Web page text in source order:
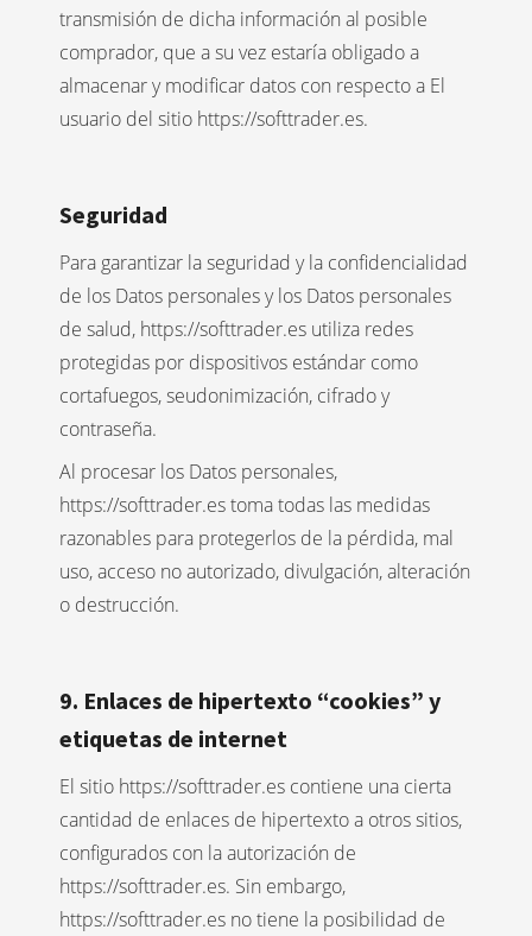
transmisión de dicha información al posible
comprador, que a su vez estaría obligado a
almacenar y modificar datos con respecto a El
usuario del sitio https://softtrader.es.
Seguridad
Para garantizar la seguridad y la confidencialidad
de los Datos personales y los Datos personales
de salud, https://softtrader.es utiliza redes
protegidas por dispositivos estándar como
cortafuegos, seudonimización, cifrado y
contraseña.
Al procesar los Datos personales,
https://softtrader.es toma todas las medidas
razonables para protegerlos de la pérdida, mal
uso, acceso no autorizado, divulgación, alteración
o destrucción.
9. Enlaces de hipertexto “cookies” y
etiquetas de internet
El sitio https://softtrader.es contiene una cierta
cantidad de enlaces de hipertexto a otros sitios,
configurados con la autorización de
https://softtrader.es. Sin embargo,
https://softtrader.es no tiene la posibilidad de